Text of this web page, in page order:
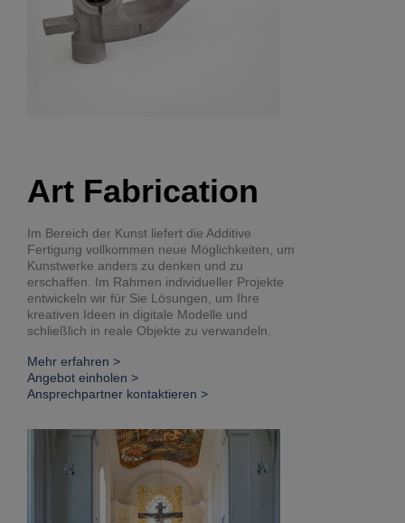
Art Fabrication
Im Bereich der Kunst liefert die Additive
Fertigung vollkommen neue Möglichkeiten, um
Kunstwerke anders zu denken und zu
erschaffen. Im Rahmen individueller Projekte
entwickeln wir für Sie Lösungen, um Ihre
kreativen Ideen in digitale Modelle und
schließlich in reale Objekte zu verwandeln.
Mehr erfahren >
Angebot einholen >
Ansprechpartner kontaktieren >